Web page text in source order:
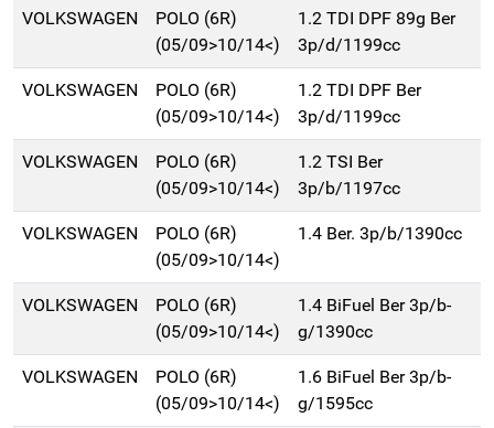
VOLKSWAGEN
POLO (6R)
(05/09>10/14<)
1.2 TDI DPF 89g Ber
3p/d/1199cc
VOLKSWAGEN
POLO (6R)
(05/09>10/14<)
1.2 TDI DPF Ber
3p/d/1199cc
VOLKSWAGEN
POLO (6R)
(05/09>10/14<)
1.2 TSI Ber
3p/b/1197cc
VOLKSWAGEN
POLO (6R)
(05/09>10/14<)
1.4 Ber. 3p/b/1390cc
VOLKSWAGEN
POLO (6R)
(05/09>10/14<)
1.4 BiFuel Ber 3p/b-
g/1390cc
VOLKSWAGEN
POLO (6R)
(05/09>10/14<)
1.6 BiFuel Ber 3p/b-
g/1595cc